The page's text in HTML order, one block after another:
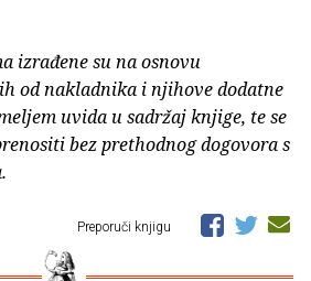
izrađene su na osnovu
od nakladnika i njihove dodatne
uvida u sadržaj knjige, te se
bez prethodnog dogovora s
Preporuči knjigu